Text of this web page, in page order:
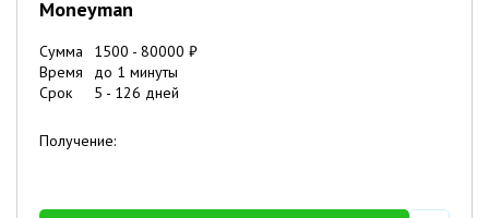
Moneyman
Сумма 1500 - 80000 ₽
Время
до 1 минуты
Срок
5 - 126 дней
Получение: